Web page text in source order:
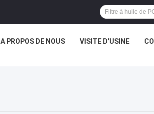
A PROPOS DE NOUS VISITE D'USINE